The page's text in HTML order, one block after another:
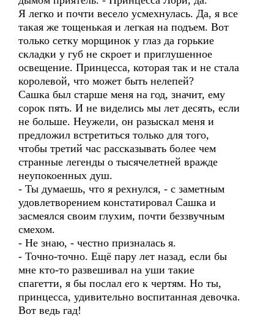
Я легко и почти весело усмехнулась. Да, я все
такая же тощенькая и легкая на подъем. Вот
только сетку морщинок у глаз да горькие
складки у губ не скроет и приглушенное
освещение. Принцесса, которая так и не стала
королевой, что может быть нелепей?
Сашка был старше меня на год, значит, ему
сорок пять. И не виделись мы лет десять, если
не больше. Неужели, он разыскал меня и
предложил встретиться только для того,
чтобы третий час рассказывать более чем
странные легенды о тысячелетней вражде
неупокоенных душ.
- Ты думаешь, что я рехнулся, - с заметным
удовлетворением констатировал Сашка и
засмеялся своим глухим, почти беззвучным
смехом.
- Не знаю, - честно призналась я.
- Точно-точно. Ещё пару лет назад, если бы
мне кто-то развешивал на уши такие
спагетти, я бы послал его к чертям. Но ты,
принцесса, удивительно воспитанная девочка.
Вот ведь гад!